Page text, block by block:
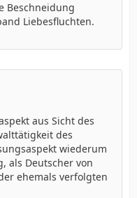
Beschneidung
Liebesfluchten.
aus Sicht des
des
wiederum
als Deutscher von
ehemals verfolgten